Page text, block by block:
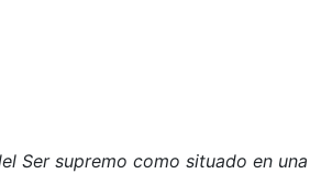
Ser supremo como situado en